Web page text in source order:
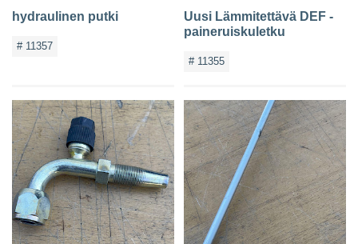
hydraulinen putki
# 11357
Uusi Lämmitettävä DEF -
paineruiskuletku
# 11355